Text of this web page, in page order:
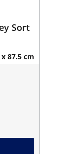
Sort
87.5 cm